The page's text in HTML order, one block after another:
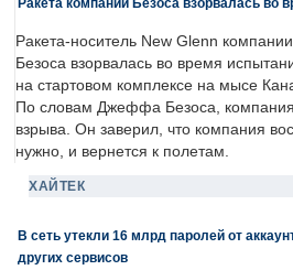
Ракета компании Безоса взорвалась во
Ракета-носитель New Glenn
Безоса взорвалась во время
на стартовом комплексе на мысе
По словам Джеффа Безоса,
взрыва. Он заверил, что компания
нужно, и вернется к полетам.
ХАЙТЕК
В сеть утекли 16 млрд паролей от
других сервисов